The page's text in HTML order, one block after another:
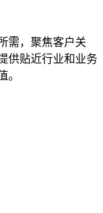
需，聚焦客户关
供贴近行业和业务
。